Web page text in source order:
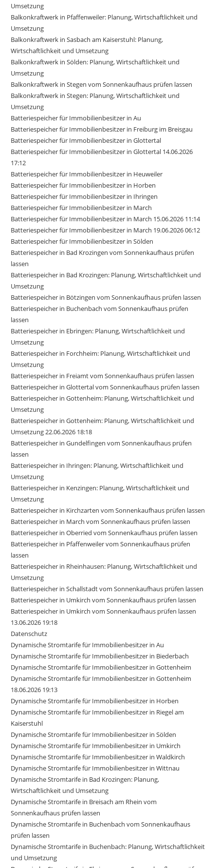
Umsetzung
Balkonkraftwerk in Pfaffenweiler: Planung, Wirtschaftlichkeit und
Umsetzung
Balkonkraftwerk in Sasbach am Kaiserstuhl: Planung,
Wirtschaftlichkeit und Umsetzung
Balkonkraftwerk in Sölden: Planung, Wirtschaftlichkeit und
Umsetzung
Balkonkraftwerk in Stegen vom Sonnenkaufhaus prüfen lassen
Balkonkraftwerk in Stegen: Planung, Wirtschaftlichkeit und
Umsetzung
Batteriespeicher für Immobilienbesitzer in Au
Batteriespeicher für Immobilienbesitzer in Freiburg im Breisgau
Batteriespeicher für Immobilienbesitzer in Glottertal
Batteriespeicher für Immobilienbesitzer in Glottertal 14.06.2026
17:12
Batteriespeicher für Immobilienbesitzer in Heuweiler
Batteriespeicher für Immobilienbesitzer in Horben
Batteriespeicher für Immobilienbesitzer in Ihringen
Batteriespeicher für Immobilienbesitzer in March
Batteriespeicher für Immobilienbesitzer in March 15.06.2026 11:14
Batteriespeicher für Immobilienbesitzer in March 19.06.2026 06:12
Batteriespeicher für Immobilienbesitzer in Sölden
Batteriespeicher in Bad Krozingen vom Sonnenkaufhaus prüfen
lassen
Batteriespeicher in Bad Krozingen: Planung, Wirtschaftlichkeit und
Umsetzung
Batteriespeicher in Bötzingen vom Sonnenkaufhaus prüfen lassen
Batteriespeicher in Buchenbach vom Sonnenkaufhaus prüfen
lassen
Batteriespeicher in Ebringen: Planung, Wirtschaftlichkeit und
Umsetzung
Batteriespeicher in Forchheim: Planung, Wirtschaftlichkeit und
Umsetzung
Batteriespeicher in Freiamt vom Sonnenkaufhaus prüfen lassen
Batteriespeicher in Glottertal vom Sonnenkaufhaus prüfen lassen
Batteriespeicher in Gottenheim: Planung, Wirtschaftlichkeit und
Umsetzung
Batteriespeicher in Gottenheim: Planung, Wirtschaftlichkeit und
Umsetzung 22.06.2026 18:18
Batteriespeicher in Gundelfingen vom Sonnenkaufhaus prüfen
lassen
Batteriespeicher in Ihringen: Planung, Wirtschaftlichkeit und
Umsetzung
Batteriespeicher in Kenzingen: Planung, Wirtschaftlichkeit und
Umsetzung
Batteriespeicher in Kirchzarten vom Sonnenkaufhaus prüfen lassen
Batteriespeicher in March vom Sonnenkaufhaus prüfen lassen
Batteriespeicher in Oberried vom Sonnenkaufhaus prüfen lassen
Batteriespeicher in Pfaffenweiler vom Sonnenkaufhaus prüfen
lassen
Batteriespeicher in Rheinhausen: Planung, Wirtschaftlichkeit und
Umsetzung
Batteriespeicher in Schallstadt vom Sonnenkaufhaus prüfen lassen
Batteriespeicher in Umkirch vom Sonnenkaufhaus prüfen lassen
Batteriespeicher in Umkirch vom Sonnenkaufhaus prüfen lassen
13.06.2026 19:18
Datenschutz
Dynamische Stromtarife für Immobilienbesitzer in Au
Dynamische Stromtarife für Immobilienbesitzer in Biederbach
Dynamische Stromtarife für Immobilienbesitzer in Gottenheim
Dynamische Stromtarife für Immobilienbesitzer in Gottenheim
18.06.2026 19:13
Dynamische Stromtarife für Immobilienbesitzer in Horben
Dynamische Stromtarife für Immobilienbesitzer in Riegel am
Kaiserstuhl
Dynamische Stromtarife für Immobilienbesitzer in Sölden
Dynamische Stromtarife für Immobilienbesitzer in Umkirch
Dynamische Stromtarife für Immobilienbesitzer in Waldkirch
Dynamische Stromtarife für Immobilienbesitzer in Wittnau
Dynamische Stromtarife in Bad Krozingen: Planung,
Wirtschaftlichkeit und Umsetzung
Dynamische Stromtarife in Breisach am Rhein vom
Sonnenkaufhaus prüfen lassen
Dynamische Stromtarife in Buchenbach vom Sonnenkaufhaus
prüfen lassen
Dynamische Stromtarife in Buchenbach: Planung, Wirtschaftlichkeit
und Umsetzung